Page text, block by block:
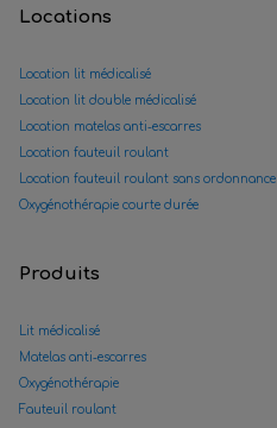
Locations
Location lit médicalisé
Location lit double médicalisé
Location matelas anti-escarres
Location fauteuil roulant
Location fauteuil roulant sans ordonnance
Oxygénothérapie courte durée
Produits
Lit médicalisé
Matelas anti-escarres
Oxygénothérapie
Fauteuil roulant